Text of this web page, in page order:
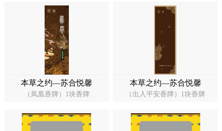
同仁
本草之约—苏合悦馨
（凤凰香牌）1块香牌
本草之约—苏合悦馨
（出入平安香牌）1块香牌